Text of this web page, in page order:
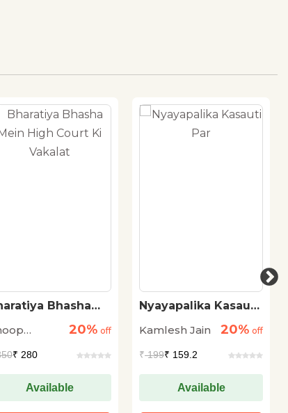
Bhasha
20% off
₹ 280
Available
Nyayapalika Kasauti
Kamlesh Jain
20% off
₹199₹ 159.2
Available